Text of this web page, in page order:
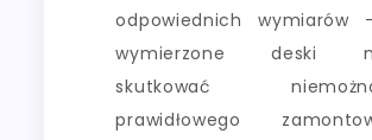
odpowiednich wymiarów
wymierzone deski
skutkować
prawidłowego